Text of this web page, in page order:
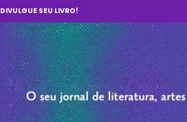
DIVULGUE SEU LIVRO!